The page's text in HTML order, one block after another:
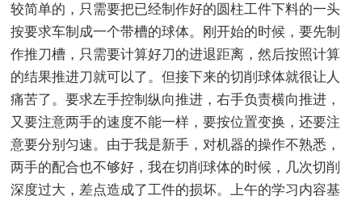
较简单的，只需要把已经制作好的圆柱工件下料的一头
按要求车制成一个带槽的球体。刚开始的时候，要先制
作推刀槽，只需要计算好刀的进退距离，然后按照计算
的结果推进刀就可以了。但接下来的切削球体就很让人
痛苦了。要求左手控制纵向推进，右手负责横向推进，
又要注意两手的速度不能一样，要按位置变换，还要注
意要分别匀速。由于我是新手，对机器的操作不熟悉，
两手的配合也不够好，我在切削球体的时候，几次切削
深度过大，差点造成了工件的损坏。上午的学习内容基